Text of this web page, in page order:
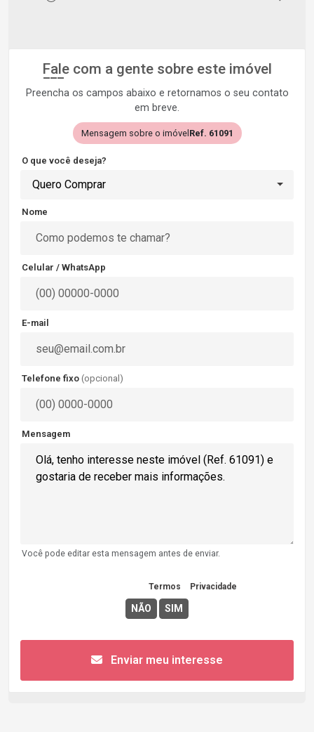
Fale com a gente sobre este imóvel
Preencha os campos abaixo e retornamos o seu contato
em breve.
Mensagem sobre o imóvel Ref. 61091
O que você deseja?
Quero Comprar
Nome
Celular / WhatsApp
E-mail
Telefone fixo (opcional)
Mensagem
Você pode editar esta mensagem antes de enviar.
Termos Privacidade
Enviar meu interesse